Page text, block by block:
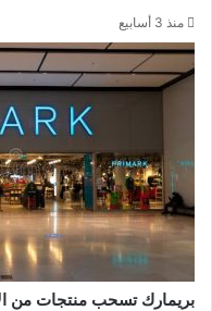
منذ 3 أسابيع
بريمارك تسحب منتجات من